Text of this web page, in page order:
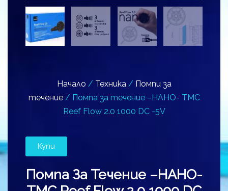
Начало / Техника/ Помпи за
течение/ Помпа за течение –НАНО- TMC
Reef Flow 2.0 1000 DC -5V
Купи
Помпа За Течение –НАНО-